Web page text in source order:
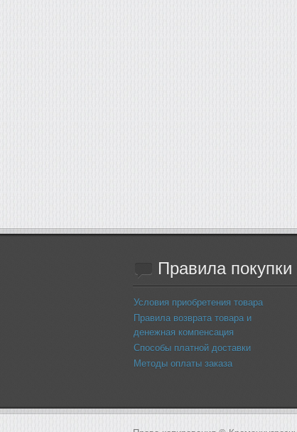
Правилапокупки
Условия приобретения товара
Правила возврата товара и
денежная компенсация
Способы платной доставки
Методы оплаты заказа